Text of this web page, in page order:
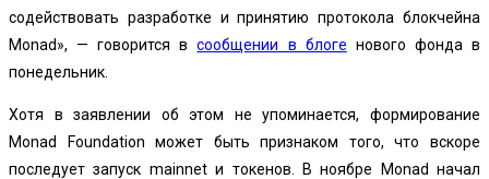
содействовать разработке и принятию протокола блокчейна
Monad», — говорится всообщении в блоге нового фонда в
понедельник.
Хотя в заявлении об этом не упоминается, формирование
Monad Foundation может быть признаком того, что вскоре
последует запуск mainnet и токенов. В ноябре Monad начал